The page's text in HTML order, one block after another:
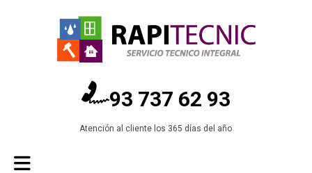
93 737 62 93
Atención al cliente los 365 días del año